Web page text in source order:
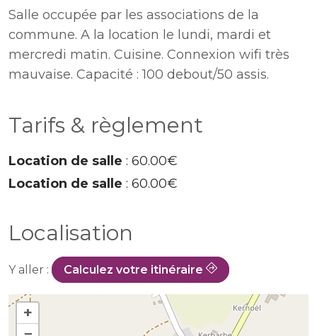
Salle occupée par les associations de la
commune. A la location le lundi, mardi et
mercredi matin. Cuisine. Connexion wifi très
mauvaise. Capacité : 100 debout/50 assis.
Tarifs & règlement
Location de salle : 60.00€
Location de salle : 60.00€
Localisation
Y aller : Calculez votre itinéraire
+